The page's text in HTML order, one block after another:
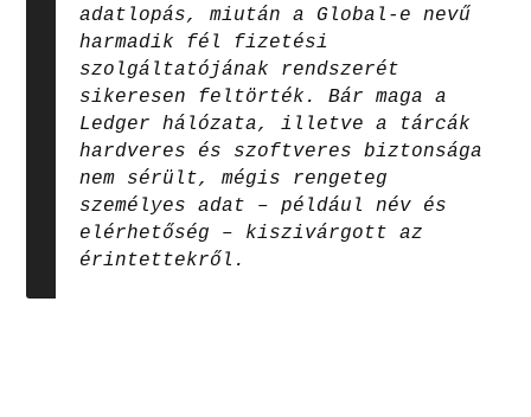
adatlopás, miután a Global-e nevű
harmadik fél fizetési
szolgáltatójának rendszerét
sikeresen feltörték. Bár maga a
Ledger hálózata, illetve a tárcák
hardveres és szoftveres biztonsága
nem sérült, mégis rengeteg
személyes adat – például név és
elérhetőség – kiszivárgott az
érintettekről.